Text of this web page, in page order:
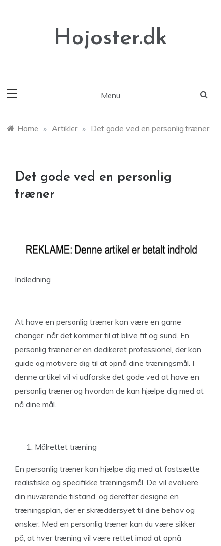
Hojoster.dk
Menu
Home » Artikler » Det gode ved en personlig træner
Det gode ved en personlig
træner
Indledning
At have en personlig træner kan være en game
changer, når det kommer til at blive fit og sund. En
personlig træner er en dedikeret professionel, der kan
guide og motivere dig til at opnå dine træningsmål. I
denne artikel vil vi udforske det gode ved at have en
personlig træner og hvordan de kan hjælpe dig med at
nå dine mål.
Målrettet træning
En personlig træner kan hjælpe dig med at fastsætte
realistiske og specifikke træningsmål. De vil evaluere
din nuværende tilstand, og derefter designe en
træningsplan, der er skræddersyet til dine behov og
ønsker. Med en personlig træner kan du være sikker
på, at hver træning vil være rettet imod at opnå